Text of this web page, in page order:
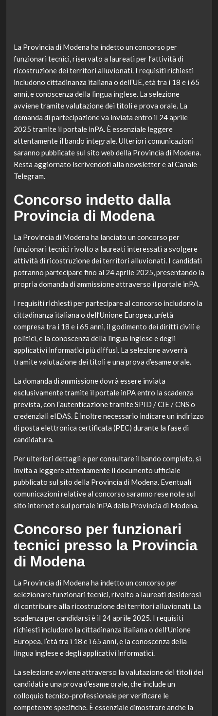
La Provincia di Modena ha indetto un concorso per
funzionari tecnici, riservato a laureati per l’attività di
ricostruzione dei territori alluvionati. I requisiti richiesti
includono cittadinanza italiana o dell’UE, età tra i 18 e i 65
anni, e conoscenza della lingua inglese. La selezione
avviene tramite valutazione dei titoli e prova orale. La
domanda di partecipazione va inviata entro il 24 aprile
2025 tramite il portale inPA. È essenziale leggere
attentamente il bando integrale. Ulteriori comunicazioni
saranno pubblicate sul sito web della Provincia di Modena.
Resta aggiornato iscrivendoti alla newsletter e al Canale
Telegram.
Concorso indetto dalla
Provincia di Modena
La Provincia di Modena ha lanciato un concorso per
funzionari tecnici rivolto a laureati interessati a svolgere
attività di ricostruzione dei territori alluvionati. I candidati
potranno partecipare fino al 24 aprile 2025, presentando la
propria domanda di ammissione attraverso il portale inPA.
I requisiti richiesti per partecipare al concorso includono la
cittadinanza italiana o dell’Unione Europea, un’età
compresa tra i 18 e i 65 anni, il godimento dei diritti civili e
politici, e la conoscenza della lingua inglese e degli
applicativi informatici più diffusi. La selezione avverrà
tramite valutazione dei titoli e una prova d’esame orale.
La domanda di ammissione dovrà essere inviata
esclusivamente tramite il portale inPA entro la scadenza
prevista, con l’autenticazione tramite SPID / CIE / CNS o
credenziali eIDAS. È inoltre necessario indicare un indirizzo
di posta elettronica certificata (PEC) durante la fase di
candidatura.
Per ulteriori dettagli e per consultare il bando completo, si
invita a leggere attentamente il documento ufficiale
pubblicato sul sito della Provincia di Modena. Eventuali
comunicazioni relative al concorso saranno rese note sul
sito internet e sul portale inPA della Provincia di Modena.
Concorso per funzionari
tecnici presso la Provincia
di Modena
La Provincia di Modena ha indetto un concorso per
selezionare funzionari tecnici, rivolto a laureati desiderosi
di contribuire alla ricostruzione dei territori alluvionati. La
scadenza per candidarsi è il 24 aprile 2025. I requisiti
richiesti includono la cittadinanza italiana o dell’Unione
Europea, l’età tra i 18 e i 65 anni, e la conoscenza della
lingua inglese e degli applicativi informatici.
La selezione avviene attraverso la valutazione dei titoli dei
candidati e una prova d’esame orale, che include un
colloquio tecnico-professionale per verificare le
competenze specifiche. È essenziale dimostrare anche la